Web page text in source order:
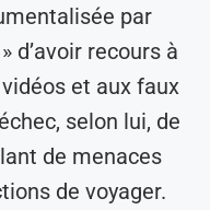
par
d’avoir recours à
et aux faux
selon lui, de
de menaces
de voyager.